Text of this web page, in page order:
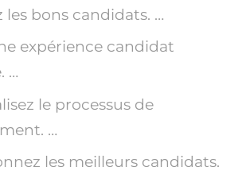
les bons candidats. …
expérience candidat
…
le processus de
…
les meilleurs candidats.